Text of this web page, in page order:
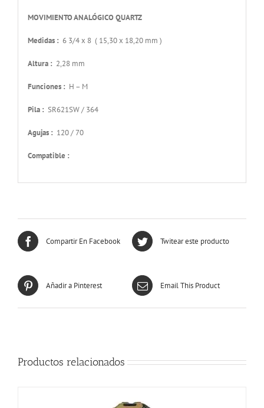
MOVIMIENTO ANALÓGICO QUARTZ
Medidas : 6 3/4 x 8 ( 15,30 x 18,20 mm )
Altura : 2,28 mm
Funciones : H – M
Pila : SR621SW / 364
Agujas : 120 / 70
Compatible :
Compartir En Facebook Twitear este producto
Añadir a Pinterest Email This Product
Productos relacionados